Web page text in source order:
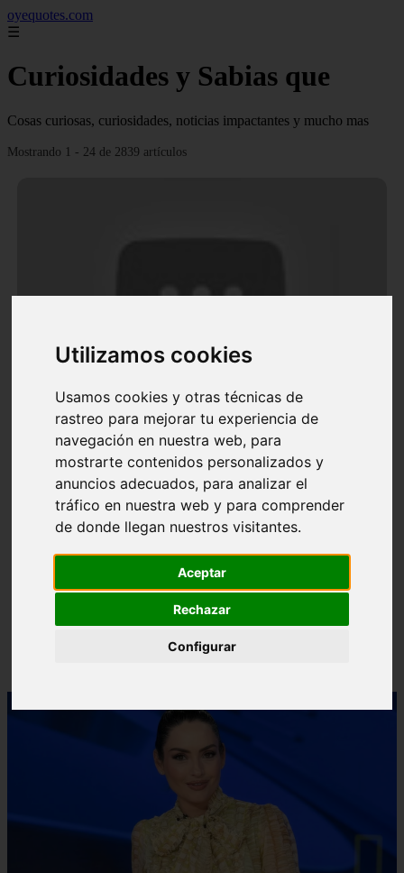
Utilizamos cookies
Usamos cookies y otras técnicas de
rastreo para mejorar tu experiencia de
navegación en nuestra web, para
mostrarte contenidos personalizados y
anuncios adecuados, para analizar el
tráfico en nuestra web y para comprender
de donde llegan nuestros visitantes.
Aceptar
Rechazar
Configurar
oyequotes.com
☰
Curiosidades y Sabias que
Cosas curiosas, curiosidades, noticias impactantes y mucho mas
Mostrando 1 - 24 de 2839 artículos
Video Ana Brenda Contreras y la firme promesa que